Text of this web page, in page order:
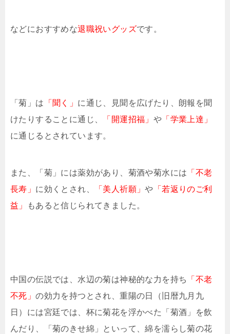
などにおすすめな退職祝いグッズです。
「菊」は 「聞く」 に通じ、見聞を広げたり、朗報を聞
けたりすることに通じ、
「開運招福」 や 「学業上達」
に通じるとされています。
また、「菊」には薬効があり、菊酒や菊水には 「不老
長寿」 に効くとされ、 「美人祈願」や 「若返りのご利
益」
もあると信じられてきました。
中国の伝説では、水辺の菊は神秘的な力を持ち
「不老
不死」の効力を持つとされ、重陽の日（旧暦九月九
日）には宮廷では、杯に菊花を浮かべた「菊酒」を飲
んだり、「菊のきせ綿」といって、綿を濡らし菊の花